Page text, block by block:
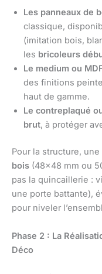
Les panneaux de
classique,
(imitation bois,
les bricoleurs
Le medium ou
des finitions
haut de gamme.
Le contreplaqué ou
brut, à protéger
Pour la structure,
bois (48×48 mm ou
pas la quincaillerie :
une porte battante),
pour niveler
Phase 2 : La
Déco